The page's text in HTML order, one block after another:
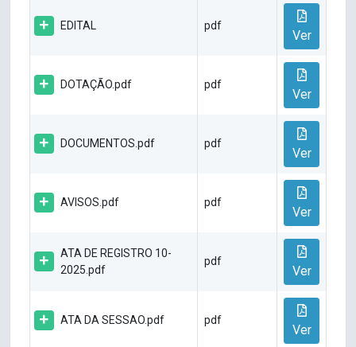
EDITAL pdf
Ver
DOTAÇÃO.pdf pdf
Ver
DOCUMENTOS.pdf pdf
Ver
AVISOS.pdf pdf
Ver
ATA DE REGISTRO 10-
2025.pdf
pdf
Ver
ATA DA SESSAO.pdf pdf
Ver